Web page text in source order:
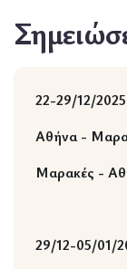
22-29/12/
Αθήνα -
Μαρακές -
29/12-05/01/